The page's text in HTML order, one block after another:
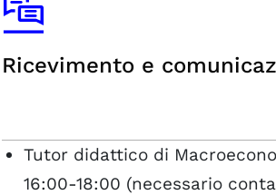
Ricevimento e
Tutor didattico di
16:00-18:00 (necessario